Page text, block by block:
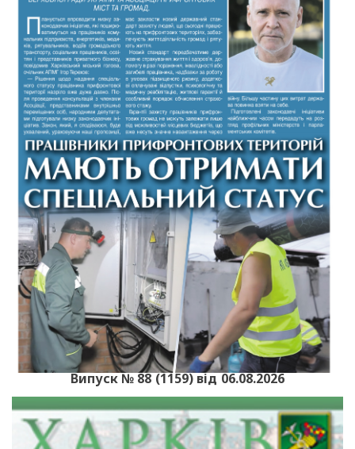
Випуск № 88 (1159) від 06.08.2026